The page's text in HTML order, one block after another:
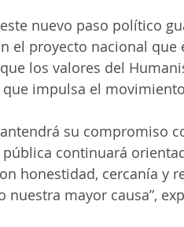
nuevo paso político
el proyecto nacional que
los valores del
impulsa el
su compromiso
continuará
honestidad, cercanía y
nuestra mayor causa”,